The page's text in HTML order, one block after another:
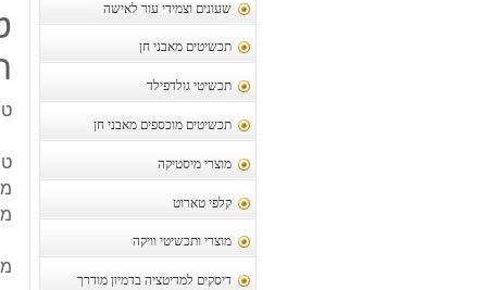
שעונים וצמידי עור לאישה
תכשיטים מאבני חן
תכשיטי גולדפילד
תכשיטים מוכספים מאבני חן
מוצרי מיסטיקה
קלפי טארוט
מוצרי ותכשיטי וויקה
דיסקים למדיטציה בדמיון מודרך